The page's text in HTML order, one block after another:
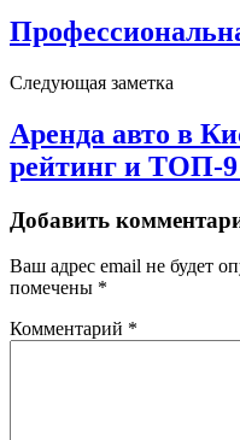
Следующая заметка
Аренда авто в
рейтинг и ТОП-9
Добавить
Ваш адрес email не будет
помечены *
Комментарий *